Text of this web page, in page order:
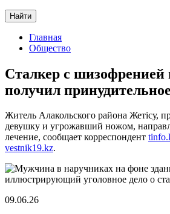
Найти
Главная
Общество
Сталкер с шизофренией
получил
Житель Алакольского района Жетісу,
девушку и угрожавший ножом,
лечение, сообщает корреспондент
vestnik19.kz.
09.06.26